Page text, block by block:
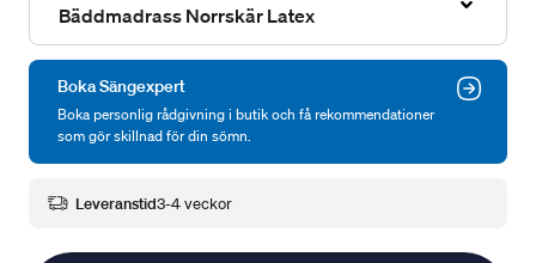
Bäddmadrass Norrskär Latex
Boka Sängexpert
Boka personlig rådgivning i butik och få rekommendationer
som gör skillnad för din sömn.
Leveranstid3-4 veckor